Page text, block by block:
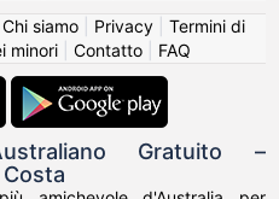
Chi siamo| Privacy| Termini di
minori| Contatto| FAQ
Gratuito –